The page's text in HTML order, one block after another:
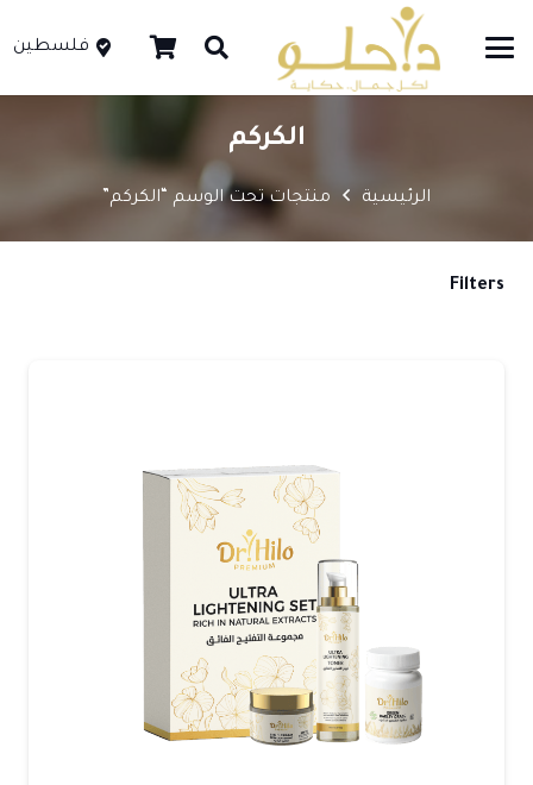
فلسطين
الكركم
الرئيسية منتجات تحت الوسم “الكركم”
Filters